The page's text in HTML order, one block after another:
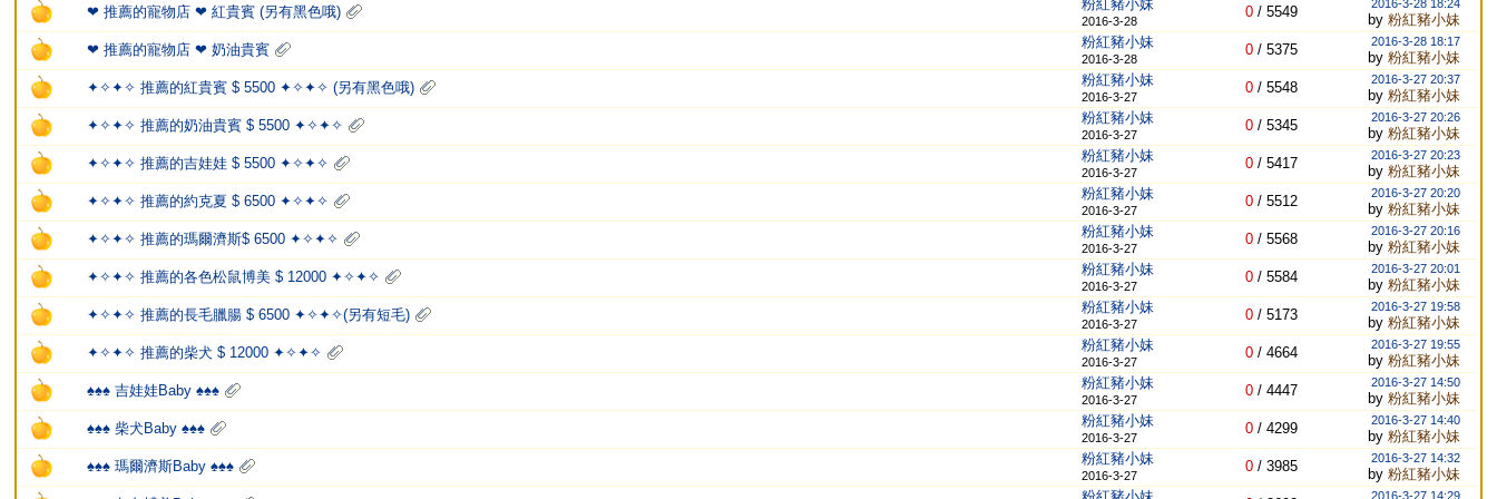
❤ 推薦的寵物店 ❤ 紅貴賓 (另有黑色哦)
粉紅豬小妹
2016-3-28
0/ 5549 2016-3-28 18:24
by粉紅豬小妹
❤ 推薦的寵物店 ❤ 奶油貴賓
粉紅豬小妹
2016-3-28
0/ 5375 2016-3-28 18:17
by粉紅豬小妹
✦✧✦✧ 推薦的紅貴賓 $ 5500 ✦✧✦✧ (另有黑色哦)
粉紅豬小妹
2016-3-27
0/ 5548 2016-3-27 20:37
by粉紅豬小妹
✦✧✦✧ 推薦的奶油貴賓 $ 5500 ✦✧✦✧
粉紅豬小妹
2016-3-27
0/ 5345 2016-3-27 20:26
by粉紅豬小妹
✦✧✦✧ 推薦的吉娃娃 $ 5500 ✦✧✦✧
粉紅豬小妹
2016-3-27
0/ 5417 2016-3-27 20:23
by粉紅豬小妹
✦✧✦✧ 推薦的約克夏 $ 6500 ✦✧✦✧
粉紅豬小妹
2016-3-27
0/ 5512 2016-3-27 20:20
by粉紅豬小妹
✦✧✦✧ 推薦的瑪爾濟斯$ 6500 ✦✧✦✧
粉紅豬小妹
2016-3-27
0/ 5568 2016-3-27 20:16
by粉紅豬小妹
✦✧✦✧ 推薦的各色松鼠博美 $ 12000 ✦✧✦✧
粉紅豬小妹
2016-3-27
0/ 5584 2016-3-27 20:01
by粉紅豬小妹
✦✧✦✧ 推薦的長毛臘腸 $ 6500 ✦✧✦✧(另有短毛)
粉紅豬小妹
2016-3-27
0/ 5173 2016-3-27 19:58
by粉紅豬小妹
✦✧✦✧ 推薦的柴犬 $ 12000 ✦✧✦✧
粉紅豬小妹
2016-3-27
0/ 4664 2016-3-27 19:55
by粉紅豬小妹
♠♠♠ 吉娃娃Baby ♠♠♠
粉紅豬小妹
2016-3-27
0/ 4447 2016-3-27 14:50
by粉紅豬小妹
♠♠♠ 柴犬Baby ♠♠♠
粉紅豬小妹
2016-3-27
0/ 4299 2016-3-27 14:40
by粉紅豬小妹
♠♠♠ 瑪爾濟斯Baby ♠♠♠
粉紅豬小妹
2016-3-27
0/ 3985 2016-3-27 14:32
by粉紅豬小妹
2016-3-27 14:29